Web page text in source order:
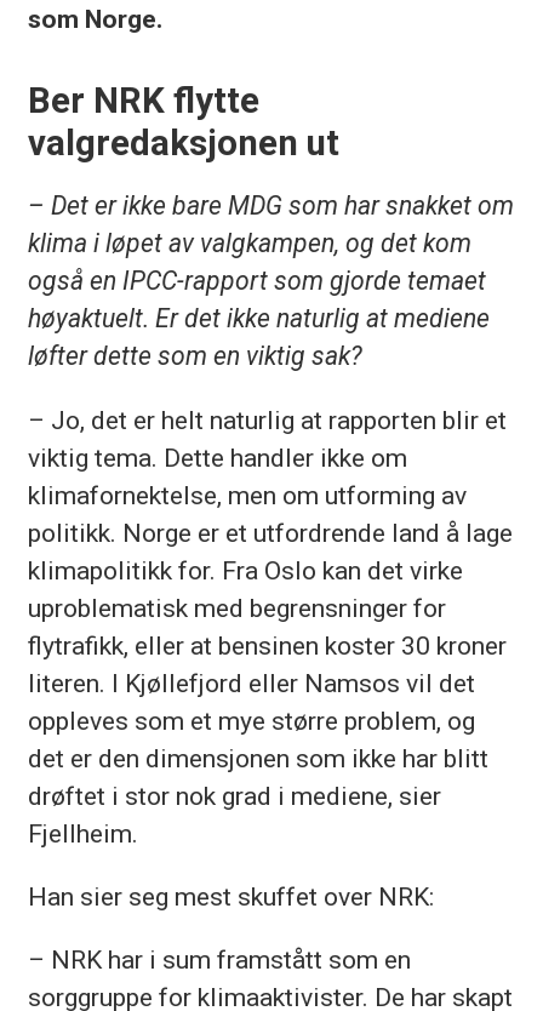
som Norge.
Ber NRK flytte
valgredaksjonen ut
– Det er ikke bare MDG som har snakket om
klima i løpet av valgkampen, og det kom
også en IPCC-rapport som gjorde temaet
høyaktuelt. Er det ikke naturlig at mediene
løfter dette som en viktig sak?
– Jo, det er helt naturlig at rapporten blir et
viktig tema. Dette handler ikke om
klimafornektelse, men om utforming av
politikk. Norge er et utfordrende land å lage
klimapolitikk for. Fra Oslo kan det virke
uproblematisk med begrensninger for
flytrafikk, eller at bensinen koster 30 kroner
literen. I Kjøllefjord eller Namsos vil det
oppleves som et mye større problem, og
det er den dimensjonen som ikke har blitt
drøftet i stor nok grad i mediene, sier
Fjellheim.
Han sier seg mest skuffet over NRK:
– NRK har i sum framstått som en
sorggruppe for klimaaktivister. De har skapt